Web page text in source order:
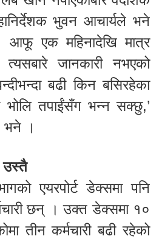
भुवन आचार्यले भने
आफू एक महिनादेखि मात्र
त्यसबारे जानकारी नभएको
बढी किन बसिरहेका
तपाईंसँग भन्न सक्छु,’
भने ।
उस्तै
एयरपोर्ट डेक्समा पनि
छन् । उक्त डेक्समा १०
तीन कर्मचारी बढी रहेको